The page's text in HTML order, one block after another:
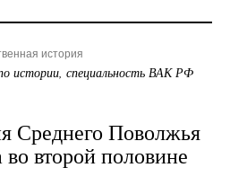
история
истории, специальность ВАК РФ
Среднего Поволжья
второй половине